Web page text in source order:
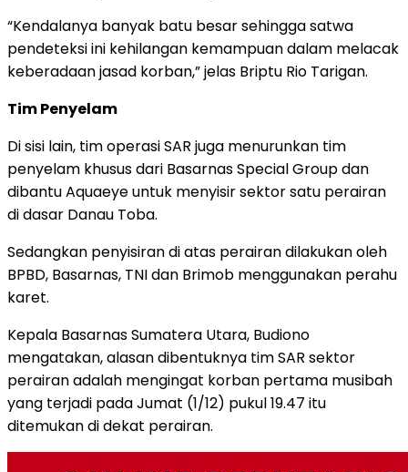
“Kendalanya banyak batu besar sehingga satwa
pendeteksi ini kehilangan kemampuan dalam melacak
keberadaan jasad korban,” jelas Briptu Rio Tarigan.
Tim Penyelam
Di sisi lain, tim operasi SAR juga menurunkan tim
penyelam khusus dari Basarnas Special Group dan
dibantu Aquaeye untuk menyisir sektor satu perairan
di dasar Danau Toba.
Sedangkan penyisiran di atas perairan dilakukan oleh
BPBD, Basarnas, TNI dan Brimob menggunakan perahu
karet.
Kepala Basarnas Sumatera Utara, Budiono
mengatakan, alasan dibentuknya tim SAR sektor
perairan adalah mengingat korban pertama musibah
yang terjadi pada Jumat (1/12) pukul 19.47 itu
ditemukan di dekat perairan.